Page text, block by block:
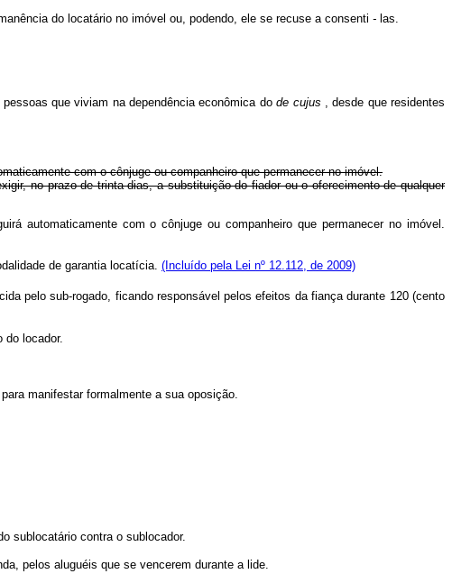
do locatário no imóvel ou, podendo, ele se recuse a consenti - las.
que viviam na dependência econômica dode cujus , desde que residentes
com o cônjuge ou companheiro que permanecer no imóvel.
no prazo de trinta dias, a substituição do fiador ou o oferecimento de qualquer
automaticamente com o cônjuge ou companheiro que permanecer no imóvel.
de garantia locatícia. (Incluído pela Lei nº 12.112, de 2009)
pelo sub-rogado, ficando responsável pelos efeitos da fiança durante 120 (cento
locador.
manifestar formalmente a sua oposição.
sublocatário contra o sublocador.
pelos aluguéis que se vencerem durante a lide.